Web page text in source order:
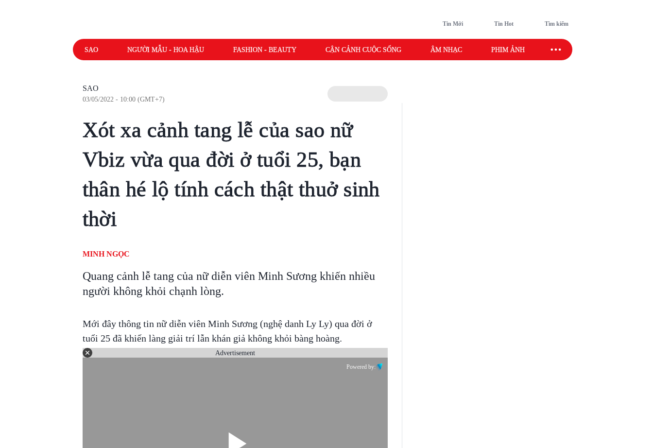
Tin Mới Tin Hot Tìm kiếm
SAO NGƯỜI MẪU - HOA HẬU FASHION - BEAUTY CẬN CẢNH CUỘC SỐNG ÂM NHẠC PHIM ẢNH SAO SPORT
SAO
03/05/2022 - 10:00 (GMT+7)
Xót xa cảnh tang lễ của sao nữ
Vbiz vừa qua đời ở tuổi 25, bạn
thân hé lộ tính cách thật thuở sinh
thời
MINH NGỌC
Quang cảnh lễ tang của nữ diễn viên Minh Sương khiến nhiều
người không khỏi chạnh lòng.
Mới đây thông tin nữ diễn viên Minh Sương (nghệ danh Ly Ly) qua đời ở
tuổi 25 đã khiến làng giải trí lẫn khán giả không khỏi bàng hoàng.
Advertisement
Powered by: